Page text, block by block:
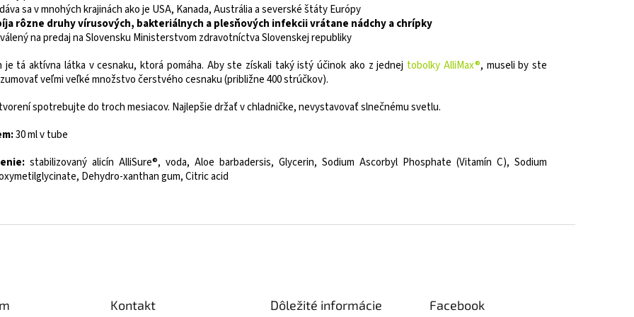
sa v mnohých krajinách ako je USA, Kanada, Austrália a severské štáty Európy
rôzne druhy vírusových, bakteriálnych a plesňových infekcii vrátane nádchy a chrípky
na predaj na Slovensku Ministerstvom zdravotníctva Slovenskej republiky
je tá aktívna látka v cesnaku, ktorá pomáha. Aby ste získali taký istý účinok ako z jednej tobolky AlliMax®, museli by ste
veľmi veľké množstvo čerstvého cesnaku (približne 400 strúčkov).
spotrebujte do troch mesiacov. Najlepšie držať v chladničke, nevystavovať slnečnému svetlu.
30 ml v tube
stabilizovaný alicín AlliSure®, voda, Aloe barbadersis, Glycerin, Sodium Ascorbyl Phosphate (Vitamín C), Sodium
Dehydro-xanthan gum, Citric acid
Kontakt Dôležité informácie Facebook